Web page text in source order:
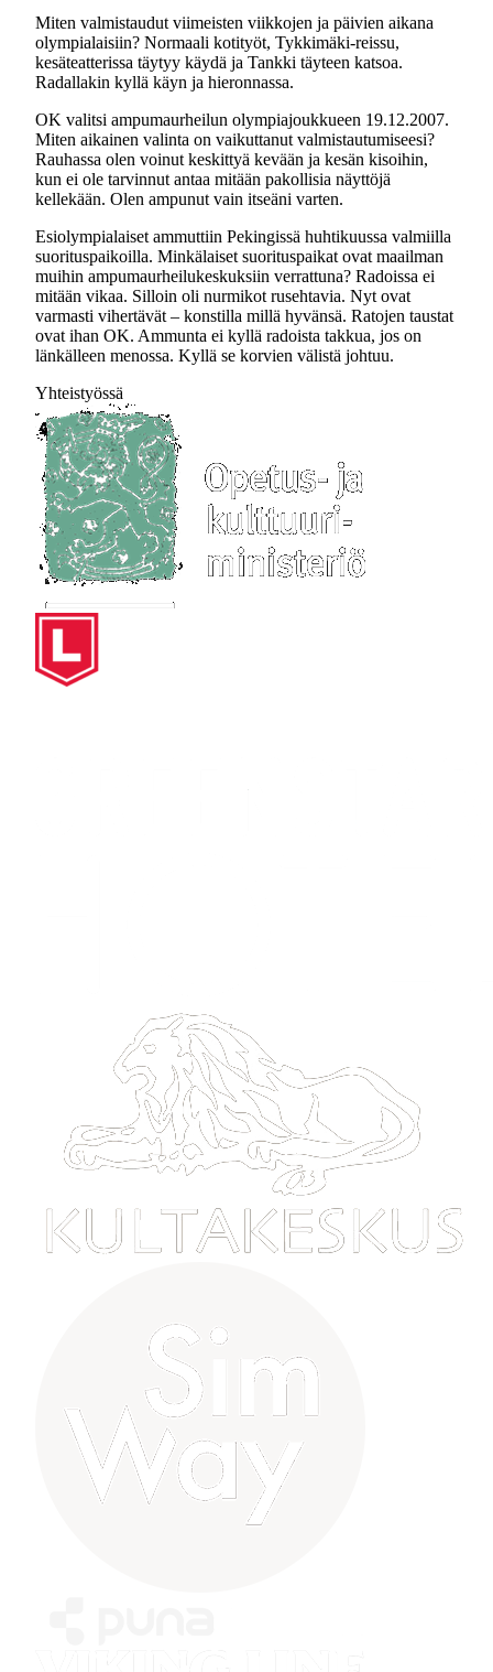
Miten valmistaudut viimeisten viikkojen ja päivien aikana
olympialaisiin? Normaali kotityöt, Tykkimäki-reissu,
kesäteatterissa täytyy käydä ja Tankki täyteen katsoa.
Radallakin kyllä käyn ja hieronnassa.
OK valitsi ampumaurheilun olympiajoukkueen 19.12.2007.
Miten aikainen valinta on vaikuttanut valmistautumiseesi?
Rauhassa olen voinut keskittyä kevään ja kesän kisoihin,
kun ei ole tarvinnut antaa mitään pakollisia näyttöjä
kellekään. Olen ampunut vain itseäni varten.
Esiolympialaiset ammuttiin Pekingissä huhtikuussa valmiilla
suorituspaikoilla. Minkälaiset suorituspaikat ovat maailman
muihin ampumaurheilukeskuksiin verrattuna? Radoissa ei
mitään vikaa. Silloin oli nurmikot rusehtavia. Nyt ovat
varmasti vihertävät – konstilla millä hyvänsä. Ratojen taustat
ovat ihan OK. Ammunta ei kyllä radoista takkua, jos on
länkälleen menossa. Kyllä se korvien välistä johtuu.
Yhteistyössä